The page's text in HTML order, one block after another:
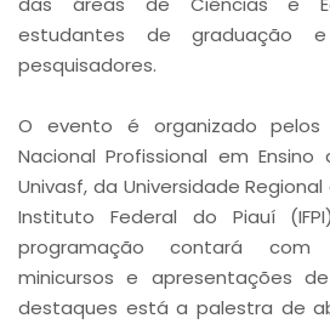
estudantes de graduação
pesquisadores.
O evento é organizado
Nacional Profissional em Ensino
Univasf, da Universidade
Instituto Federal do Piauí
programação contará com
minicursos e apresentações
destaques está a palestra de